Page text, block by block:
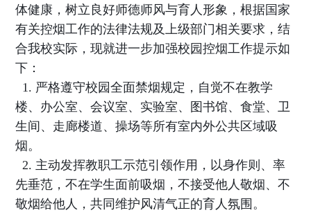
体健康，树立良好师德师风与育人形象，根据国家
有关控烟工作的法律法规及上级部门相关要求，结
合我校实际，现就进一步加强校园控烟工作提示如
下：
1. 严格遵守校园全面禁烟规定，自觉不在教学
楼、办公室、会议室、实验室、图书馆、食堂、卫
生间、走廊楼道、操场等所有室内外公共区域吸
烟。
2. 主动发挥教职工示范引领作用，以身作则、率
先垂范，不在学生面前吸烟，不接受他人敬烟、不
敬烟给他人，共同维护风清气正的育人氛围。